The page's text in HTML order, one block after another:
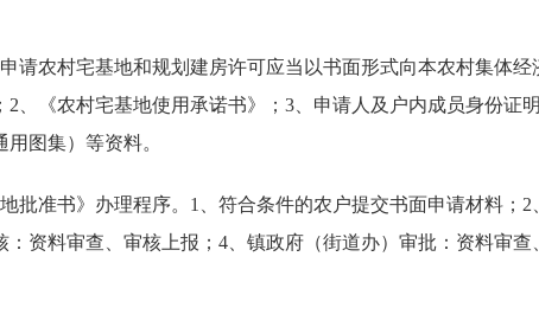
农村宅基地和规划建房许可应当以书面形式向本农村集体经
、《农村宅基地使用承诺书》；3、申请人及户内成员身份证
图集）等资料。
准书》办理程序。1、符合条件的农户提交书面申请材料；2
资料审查、审核上报；4、镇政府（街道办）审批：资料审